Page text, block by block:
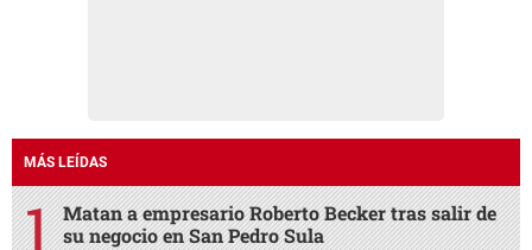
MÁS LEÍDAS
Matan a empresario Roberto Becker tras salir de
su negocio en San Pedro Sula